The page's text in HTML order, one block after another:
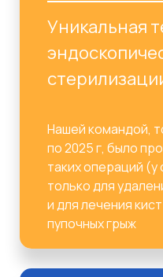
Уникальная
Нашей командой,
по 2025 г, было
таких операций
только для
и для лечения
пупочных грыж